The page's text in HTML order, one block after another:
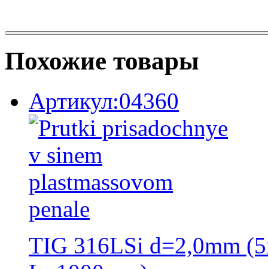
Похожие товары
Артикул:04360
TIG 316LSi d=2,0mm